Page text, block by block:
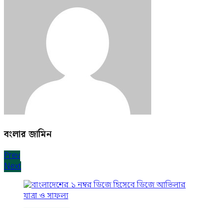
বংলার জামিন
Post
navigation
Prev
Next